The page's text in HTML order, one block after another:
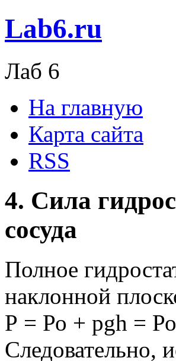
Lab6.ru
Лаб 6
На главную
Карта сайта
RSS
4. Сила
сосуда
Полное
наклонной
Р = Ро + pgh =
Следовательно,